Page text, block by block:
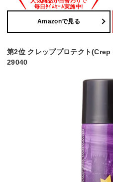
Amazonで見る
第2位 クレッププロテクト
29040